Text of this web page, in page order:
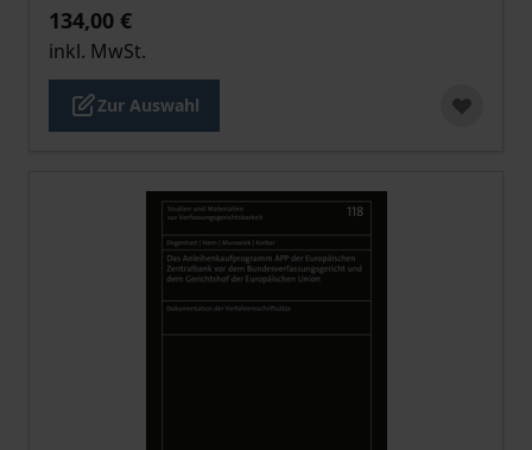
134,00 €
inkl. MwSt.
Zur Auswahl